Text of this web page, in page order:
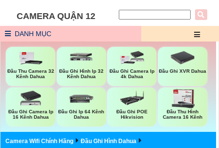
CAMERA QUẬN 12
DANH MỤC
Đầu Thu Camera 32
Kênh Dahua
Đầu Ghi Hình Ip 32
Kênh Dahua
Đầu Ghi Camera Ip
4k Dahua
Đầu Ghi XVR Dahua
Đầu Ghi Camera Ip
16 Kênh Dahua
Đầu Ghi Ip 64 Kênh
Dahua
Đầu Ghi POE
Hikvision
Đầu Thu Hình
Camera 16 Kênh
Camera Wifi Chính Hãng Đầu Ghi Hình Dahua